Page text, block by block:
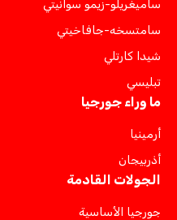
ساميغريلو-زيمو سوانيتي
سامتسخه-جافاخيتي
شيدا كارتلي
تبليسي
ما وراء جورجيا
أرمينيا
أذربيجان
الجولات القادمة
جورجيا الأساسية